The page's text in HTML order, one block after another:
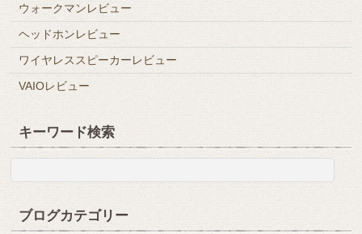
ウォークマンレビュー
ヘッドホンレビュー
ワイヤレススピーカーレビュー
VAIOレビュー
キーワード検索
ブログカテゴリー